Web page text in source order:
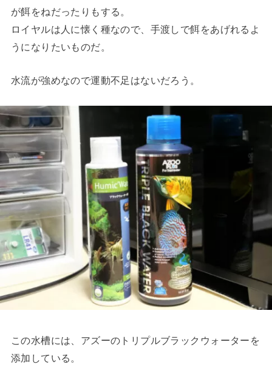
が餌をねだったりもする。
ロイヤルは人に懐く種なので、手渡しで餌をあげれるよ
うになりたいものだ。
水流が強めなので運動不足はないだろう。
この水槽には、アズーのトリプルブラックウォーターを
添加している。